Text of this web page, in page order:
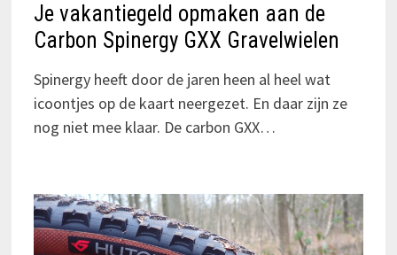
Je vakantiegeld opmaken aan de
Carbon Spinergy GXX Gravelwielen
Spinergy heeft door de jaren heen al heel wat
icoontjes op de kaart neergezet. En daar zijn ze
nog niet mee klaar. De carbon GXX…